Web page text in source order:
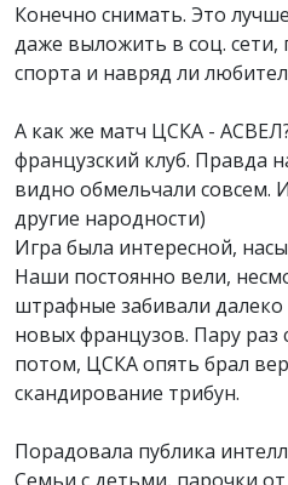
Конечно снимать. Это
даже выложить в соц.
спорта и навряд ли
А как же матч ЦСКА -
французский клуб. Правда
видно обмельчали совсем.
другие народности)
Игра была интересной,
Наши постоянно вели,
штрафные забивали далеко
новых французов. Пару раз
потом, ЦСКА опять брал
скандирование трибун.
Порадовала публика